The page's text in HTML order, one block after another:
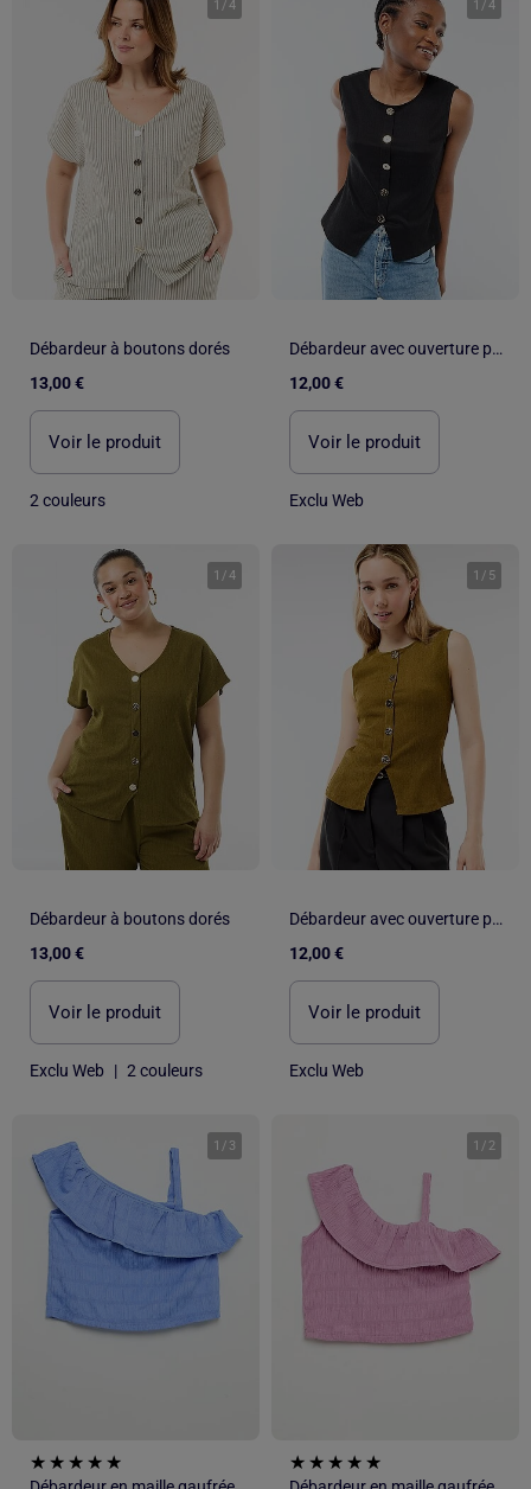
1 /4
Débardeur à boutons dorés
13,00 €
Voir le produit
2 couleurs
1 /4
Débardeur avec ouverture par boutons dorés martelés
12,00 €
Voir le produit
Exclu Web
1 /4
Débardeur à boutons dorés
13,00 €
Voir le produit
Exclu Web | 2 couleurs
1 / 5
Débardeur avec ouverture par boutons dorés martelés
12,00 €
Voir le produit
Exclu Web
1 / 3 1 / 2